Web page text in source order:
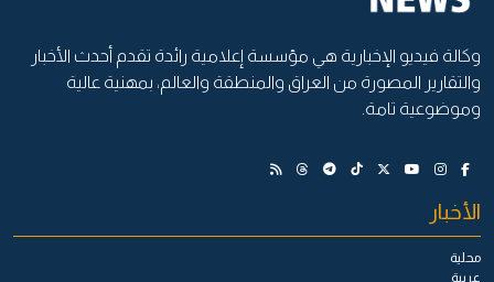
وكالة فيديو الإخبارية هي مؤسسة إعلامية رائدة تقدم أحدث الأخبار
والتقارير المصورة من العراق والمنطقة والعالم، بمهنية عالية
وموضوعية تامة.
الأخبار
محلية
عربية